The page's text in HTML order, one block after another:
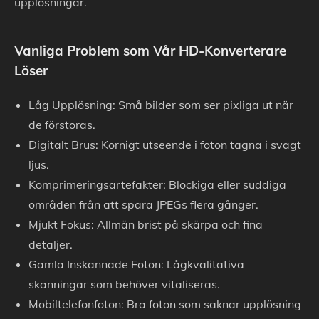
Vanliga Problem som Vår HD-Konverterare
Löser
Låg Upplösning: Små bilder som ser pixliga ut när
de förstoras.
Digitalt Brus: Kornigt utseende i foton tagna i svagt
ljus.
Komprimeringsartefakter: Blockiga eller suddiga
områden från att spara JPEGs flera gånger.
Mjukt Fokus: Allmän brist på skärpa och fina
detaljer.
Gamla Inskannade Foton: Lågkvalitativa
skanningar som behöver vitaliseras.
Mobiltelefonfoton: Bra foton som saknar upplösning